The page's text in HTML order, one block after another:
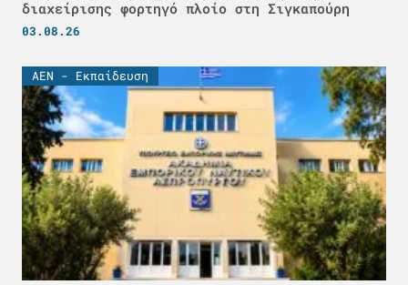
διαχείρισης φορτηγό πλοίο στη Σιγκαπούρη
03.08.26
ΑΕΝ - Εκπαίδευση